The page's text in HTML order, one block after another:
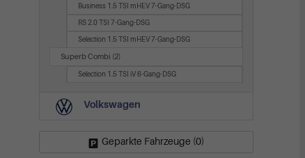
Business 1.5 TSI mHEV 7-Gang-DSG
RS 2.0 TSI 7-Gang-DSG
Selection 1.5 TSI mHEV 7-Gang-DSG
Superb Combi (2)
Selection 1.5 TSI iV 6-Gang-DSG
Volkswagen
Geparkte Fahrzeuge (0)